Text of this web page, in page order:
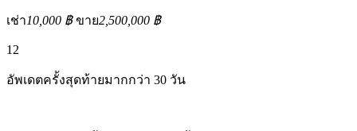
เช่า10,000 ฿ ขาย2,500,000 ฿
12
อัพเดตครั้งสุดท้ายมากกว่า 30 วัน